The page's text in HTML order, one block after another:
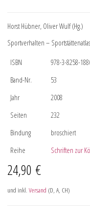
Horst Hübner, Oliver Wulf (Hg.)
Sportverhalten –
ISBN
978-3-8258-
Band-Nr.
53
Jahr
2008
Seiten
232
Bindung
broschiert
Reihe
Schriften zur
24,90 €
und inkl. Versand (D, A, CH)